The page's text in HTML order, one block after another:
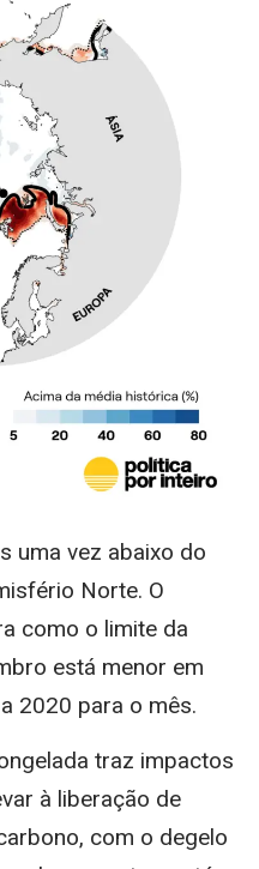
uma vez abaixo do
Norte. O
como o limite da
está menor em
2020 para o mês.
traz impactos
à liberação de
com o degelo